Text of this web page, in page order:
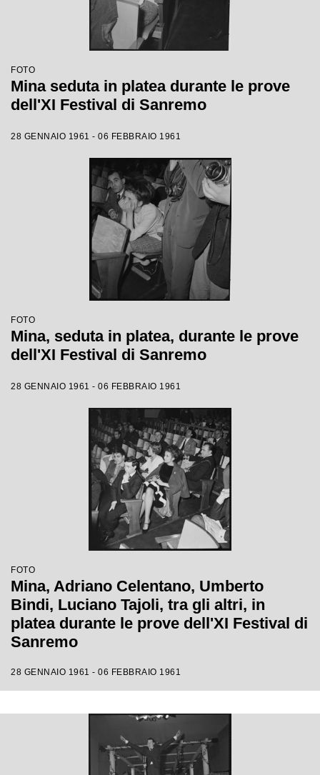
FOTO
Mina seduta in platea durante le prove
dell'XI Festival di Sanremo
28 GENNAIO 1961 - 06 FEBBRAIO 1961
FOTO
Mina, seduta in platea, durante le prove
dell'XI Festival di Sanremo
28 GENNAIO 1961 - 06 FEBBRAIO 1961
FOTO
Mina, Adriano Celentano, Umberto
Bindi, Luciano Tajoli, tra gli altri, in
platea durante le prove dell'XI Festival di
Sanremo
28 GENNAIO 1961 - 06 FEBBRAIO 1961